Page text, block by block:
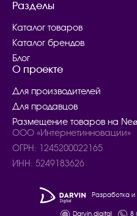
Разделы
Каталог товаров
Каталог брендов
Блог
О проекте
Для производителей
Для продавцов
Размещение товаров на
ООО «Интернетинновации»
ОГРН: 1245200022165
ИНН: 5249183626
Разработка и
Darvin.digital 8